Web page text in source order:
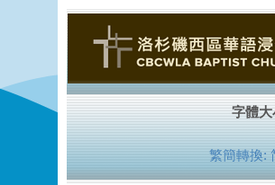
繁簡轉換: